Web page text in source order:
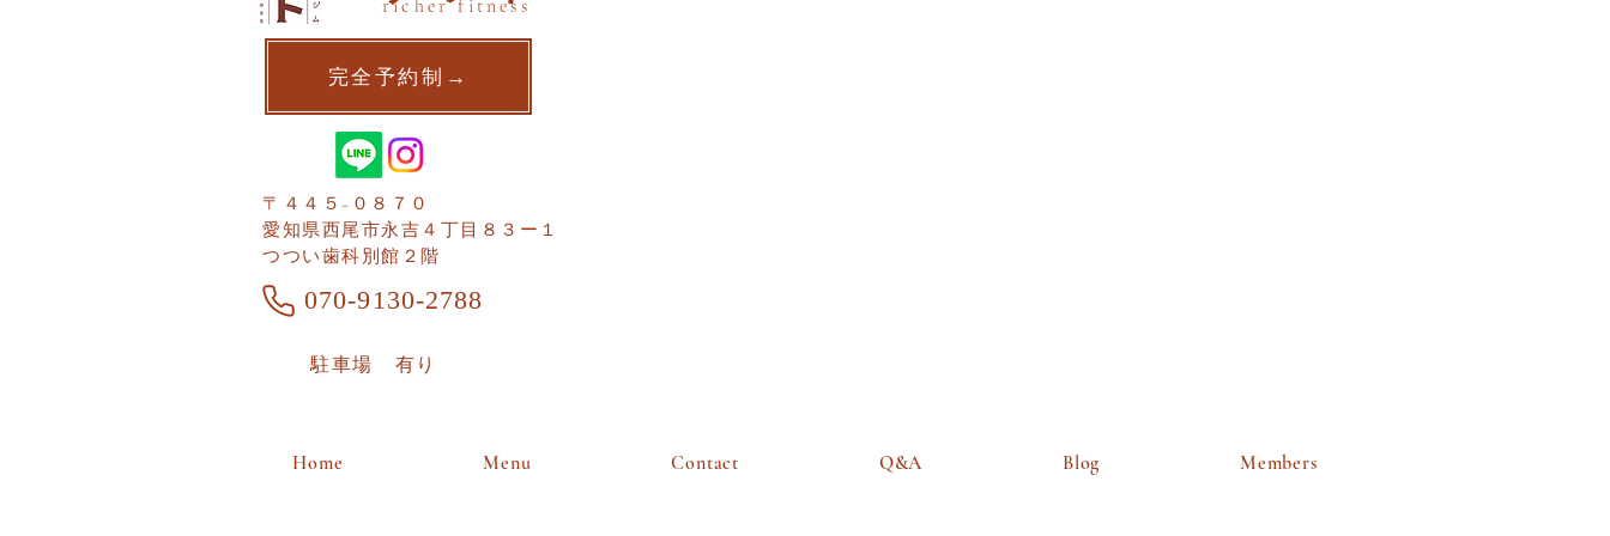
richer fitness
〒４４５−０８７０
愛知県西尾市​永吉４丁目８３ー１
つつい歯科別館２階
完全予約制→
070-9130-2788
​駐車場 有り
Home Menu Contact Q&A Blog Members